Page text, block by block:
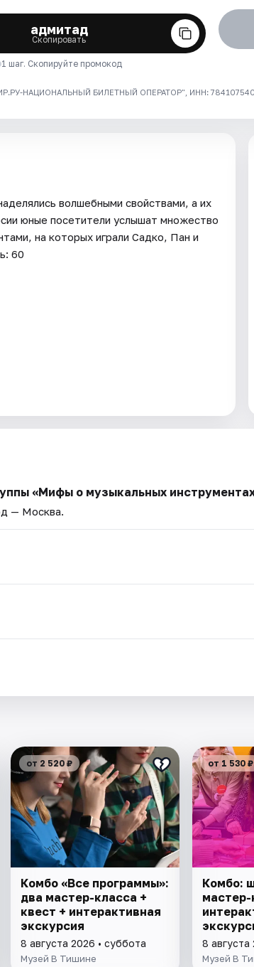
адмитад
Скопировать
1 шаг. Скопируйте промокод
НАЦИОНАЛЬНЫЙ БИЛЕТНЫЙ ОПЕРАТОР", ИНН: 7841075409
волшебными свойствами, а их
юные посетители услышат множество
на которых играли Садко, Пан и
60
«Мифы о музыкальных
— Москва.
от 2 520 ₽
Комбо «Все программы»:
два мастер-класса +
квест + интерактивная
экскурсия
8 августа 2026 • суббота
Музей В Тишине
от 1 530 ₽
Комбо:
мастер-
8 августа
Музей В